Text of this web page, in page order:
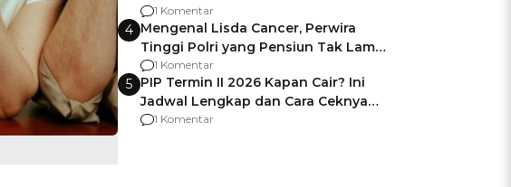
Berencana Pakai Jimat di Pakansari
1 Komentar
4 Mengenal Lisda Cancer, Perwira
Tinggi Polri yang Pensiun Tak Lama
Usai Jadi Brigjen
1 Komentar
5 PIP Termin II 2026 Kapan Cair? Ini
Jadwal Lengkap dan Cara Ceknya
agar Dana Tidak Hangus!
1 Komentar